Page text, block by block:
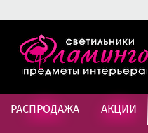
РАСПРОДАЖА АКЦИИ